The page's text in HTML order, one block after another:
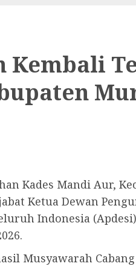
Kembali
Kades Mandi Aur,
Ketua Dewan
Indonesia
Musyawarah